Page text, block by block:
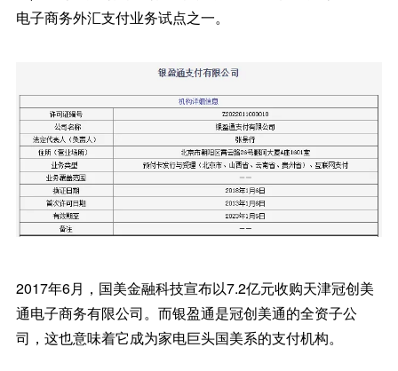
电子商务外汇支付业务试点之一。
2017年6月，国美金融科技宣布以7.2亿元收购天津冠创美
通电子商务有限公司。而银盈通是冠创美通的全资子公
司，这也意味着它成为家电巨头国美系的支付机构。